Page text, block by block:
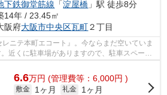
下鉄御堂筋線 「淀屋橋 」駅 徒歩8分
14年 / 23.45㎡
阪府大阪市中央区瓦町２丁目
ニテ本町エコート』。今ならまだ空いていま
近くに駐車場がありますので、駐車スペース
6.6万円 (管理費等：6,000円 )
敷金 1ヶ月 礼金
1ヶ月